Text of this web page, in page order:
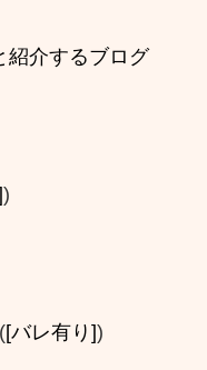
紹介するブログ
)
[バレ有り])